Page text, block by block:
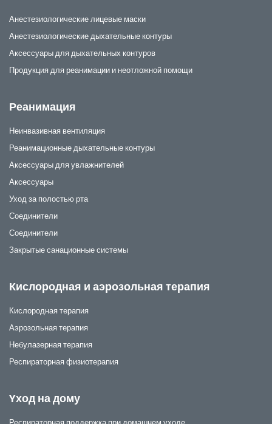
Анестезиологические лицевые маски
Анестезиологические дыхательные контуры
Аксессуары для дыхательных контуров
Продукция для реанимации и неотложной помощи
Реанимация
Неинвазивная вентиляция
Реанимационные дыхательные контуры
Аксессуары для увлажнителей
Аксессуары
Уход за полостью рта
Соединители
Соединители
Закрытые санационные системы
Кислородная и аэрозольная терапия
Кислородная терапия
Аэрозольная терапия
Небулазерная терапия
Респираторная физиотерапия
Yход на дому